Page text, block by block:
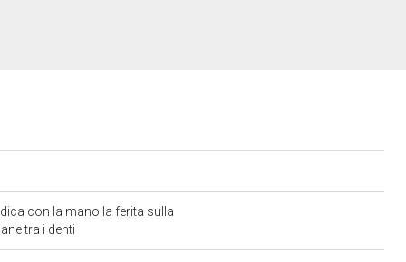
con la mano la ferita sulla
tra i denti